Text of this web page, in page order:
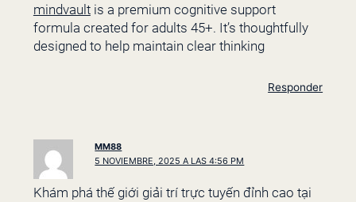
mindvaultis a premium cognitive support
formula created for adults 45+. It’s thoughtfully
designed to help maintain clear thinking
Responder
MM88
5 NOVIEMBRE, 2025 A LAS 4:56 PM
Khám phá thế giới giải trí trực tuyến đỉnh cao tại